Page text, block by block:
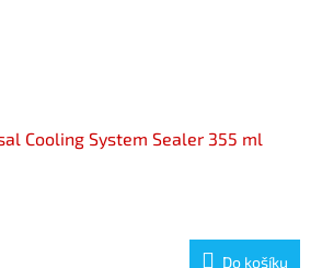
Cooling System Sealer 355 ml
Do košíku